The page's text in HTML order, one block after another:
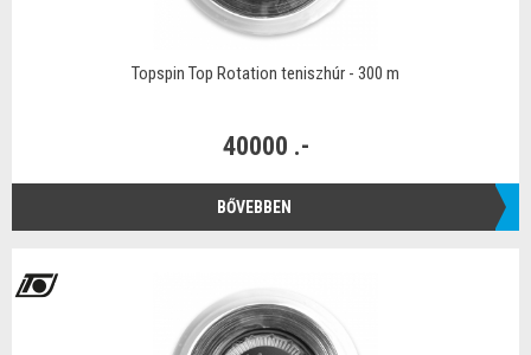
Topspin Top Rotation teniszhúr - 300 m
40000 .-
BŐVEBBEN